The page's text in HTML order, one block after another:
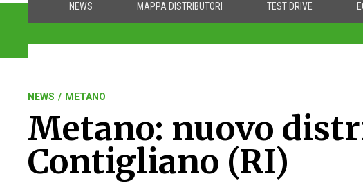
NEWS MAPPA DISTRIBUTORI TEST DRIVE
NEWS / METANO
Metano: nuovo
Contigliano (RI)